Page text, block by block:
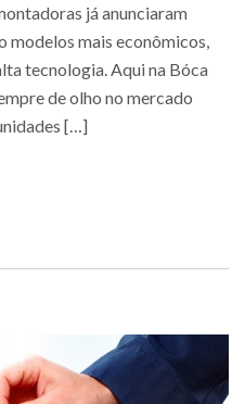
já anunciaram
modelos mais econômicos,
tecnologia. Aqui na Bóca
de olho no mercado
[…]